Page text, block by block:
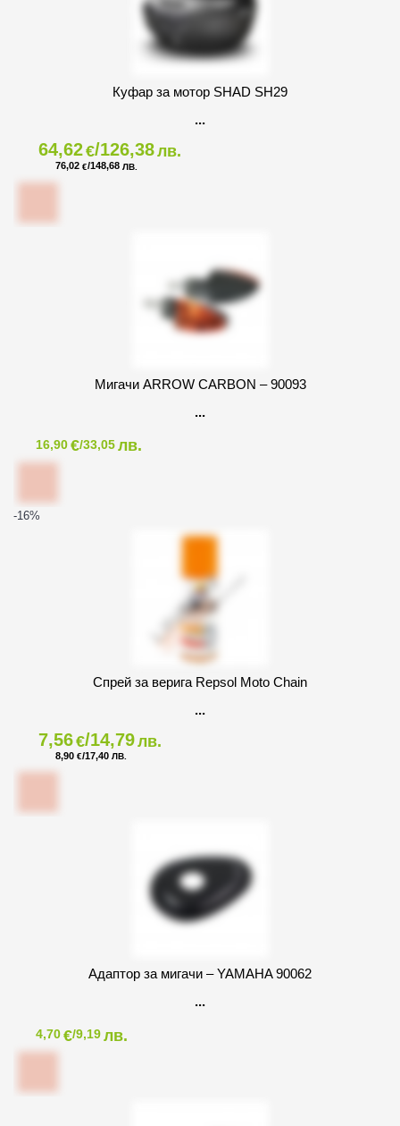
Куфар за мотор SHAD SH29
64,62€/126,38лв.
76,02 €/148,68 ЛВ.
Мигачи ARROW CARBON – 90093
16,90€/33,05лв.
-16%
Спрей за верига Repsol Moto Chain
7,56€/14,79лв.
8,90 €/17,40 ЛВ.
Адаптор за мигачи – YAMAHA 90062
4,70€/9,19лв.